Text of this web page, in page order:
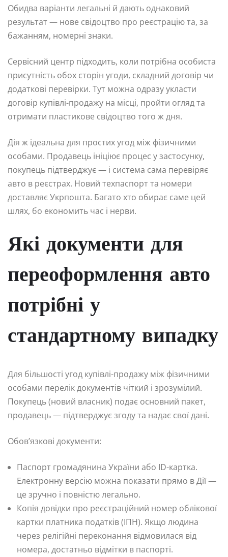
Обидва варіанти легальні й дають однаковий
результат — нове свідоцтво про реєстрацію та, за
бажанням, номерні знаки.
Сервісний центр підходить, коли потрібна особиста
присутність обох сторін угоди, складний договір чи
додаткові перевірки. Тут можна одразу укласти
договір купівлі-продажу на місці, пройти огляд та
отримати пластикове свідоцтво того ж дня.
Дія ж ідеальна для простих угод між фізичними
особами. Продавець ініціює процес у застосунку,
покупець підтверджує — і система сама перевіряє
авто в реєстрах. Новий техпаспорт та номери
доставляє Укрпошта. Багато хто обирає саме цей
шлях, бо економить час і нерви.
Які документи для
переоформлення авто
потрібні у
стандартному випадку
Для більшості угод купівлі-продажу між фізичними
особами перелік документів чіткий і зрозумілий.
Покупець (новий власник) подає основний пакет,
продавець — підтверджує згоду та надає свої дані.
Обов’язкові документи:
Паспорт громадянина України або ID-картка.
Електронну версію можна показати прямо в Дії —
це зручно і повністю легально.
Копія довідки про реєстраційний номер облікової
картки платника податків (ІПН). Якщо людина
через релігійні переконання відмовилася від
номера, достатньо відмітки в паспорті.